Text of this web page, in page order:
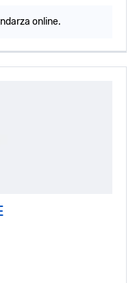
online.